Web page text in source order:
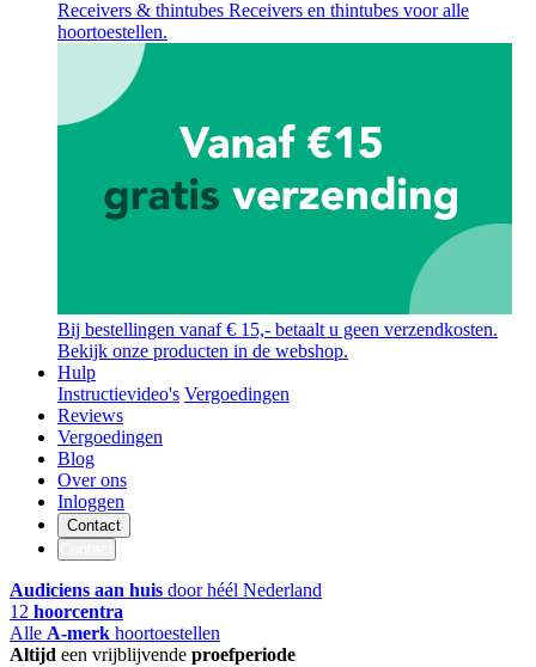
Receivers & thintubes Receivers en thintubes voor alle
hoortoestellen.
Bij bestellingen vanaf € 15,- betaalt u geen verzendkosten.
Bekijk onze producten in de webshop.
Hulp
Instructievideo's Vergoedingen
Reviews
Vergoedingen
Blog
Over ons
Inloggen
Contact
Audiciens aan huis door héél Nederland
12 hoorcentra
Alle A-merk hoortoestellen
Altijd een vrijblijvende proefperiode